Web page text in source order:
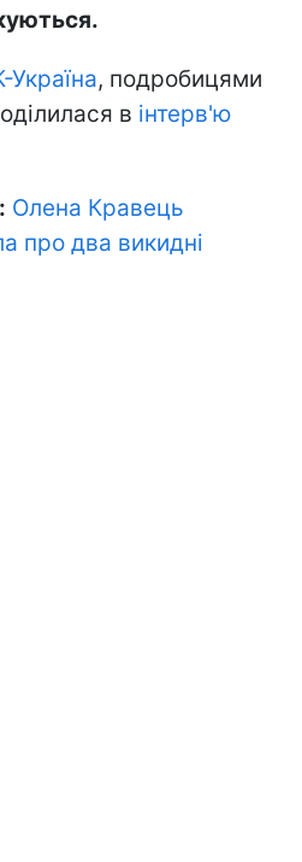
Україна, подробицями
в інтерв'ю
Олена Кравець
про два викидні